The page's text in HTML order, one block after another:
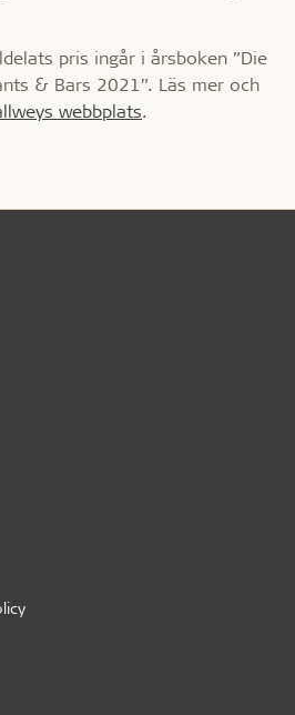
pris ingår i årsboken ”Die
& Bars 2021”. Läs mer och
webbplats.